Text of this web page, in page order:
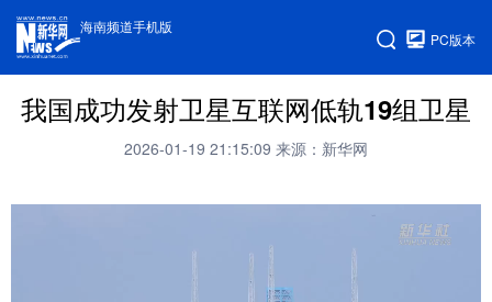
海南频道手机版
PC版本
我国成功发射卫星互联网低轨19组卫星
2026-01-19 21:15:09 来源：新华网